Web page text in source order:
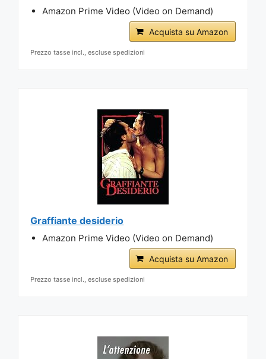
Amazon Prime Video (Video on Demand)
Acquista su Amazon
Prezzo tasse incl., escluse spedizioni
Graffiante desiderio
Amazon Prime Video (Video on Demand)
Acquista su Amazon
Prezzo tasse incl., escluse spedizioni